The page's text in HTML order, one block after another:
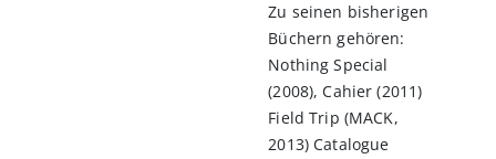
Zu seinen bisherigen
Büchern gehören:
Nothing Special
(2008), Cahier (2011)
Field Trip (MACK,
2013) Catalogue